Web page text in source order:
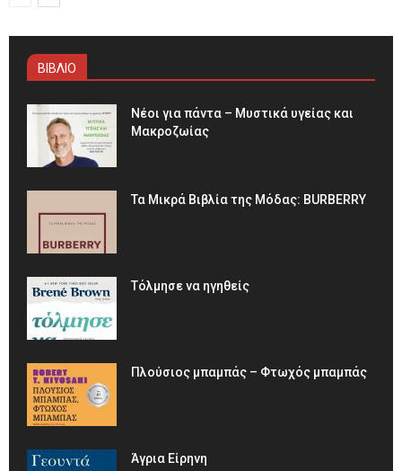
ΒΙΒΛΙΟ
Νέοι για πάντα – Μυστικά υγείας και
Μακροζωίας
Τα Μικρά Βιβλία της Μόδας: BURBERRY
Τόλμησε να ηγηθείς
Πλούσιος μπαμπάς – Φτωχός μπαμπάς
Άγρια Είρηνη